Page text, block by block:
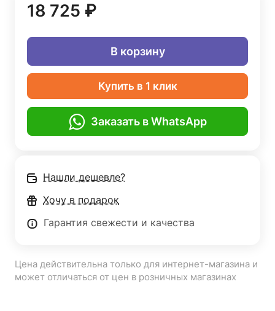
18 725 ₽
В корзину
Купить в 1 клик
Заказать в WhatsApp
Нашли дешевле?
Хочу в подарок
Гарантия свежести и качества
Цена действительна только для интернет-магазина и
может отличаться от цен в розничных магазинах